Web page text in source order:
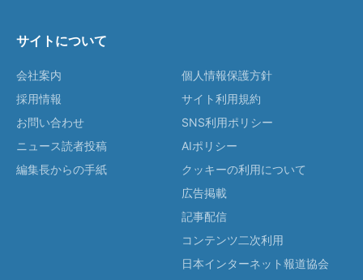
サイトについて
会社案内
採用情報
お問い合わせ
ニュース読者投稿
編集長からの手紙
個人情報保護方針
サイト利用規約
SNS利用ポリシー
AIポリシー
クッキーの利用について
広告掲載
記事配信
コンテンツ二次利用
日本インターネット報道協会